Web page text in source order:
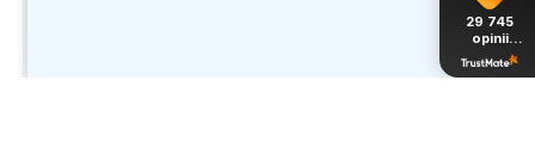
29 745
opinii
z całego
okresu